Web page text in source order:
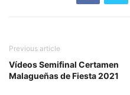
Previous article
Vídeos Semifinal Certamen
Malagueñas de Fiesta 2021